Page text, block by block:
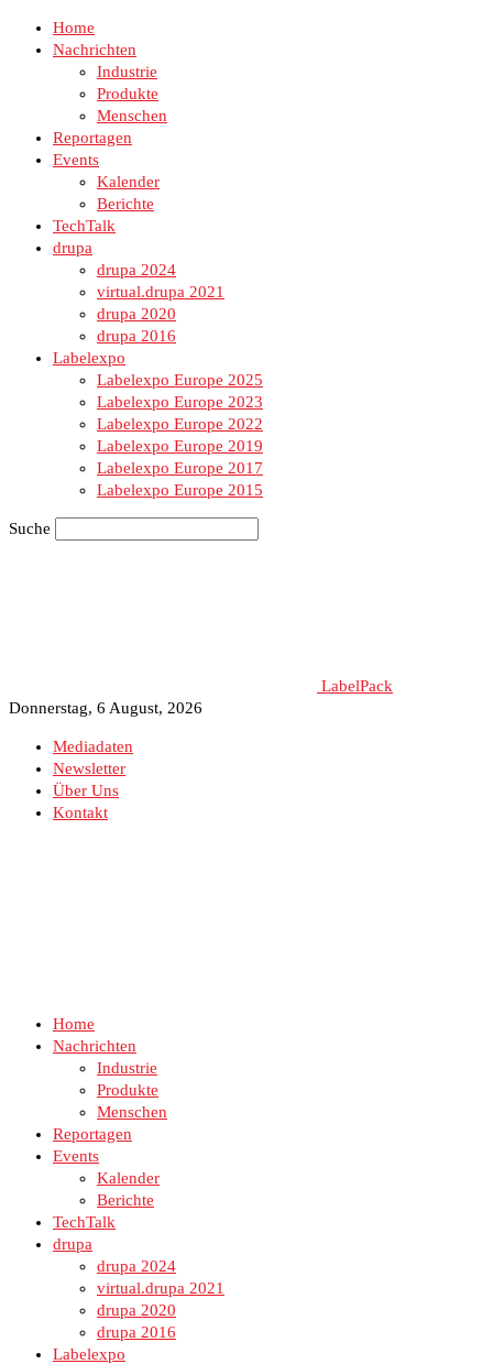
Home
Nachrichten
Industrie
Produkte
Menschen
Reportagen
Events
Kalender
Berichte
TechTalk
drupa
drupa 2024
virtual.drupa 2021
drupa 2020
drupa 2016
Labelexpo
Labelexpo Europe 2025
Labelexpo Europe 2023
Labelexpo Europe 2022
Labelexpo Europe 2019
Labelexpo Europe 2017
Labelexpo Europe 2015
Suche
LabelPack
Donnerstag, 6 August, 2026
Mediadaten
Newsletter
Über Uns
Kontakt
Home
Nachrichten
Industrie
Produkte
Menschen
Reportagen
Events
Kalender
Berichte
TechTalk
drupa
drupa 2024
virtual.drupa 2021
drupa 2020
drupa 2016
Labelexpo